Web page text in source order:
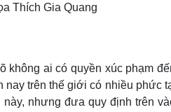
Thích Gia Quang
không ai có quyền xúc phạm
nay trên thế giới có nhiều phức
nhưng đưa quy định trên